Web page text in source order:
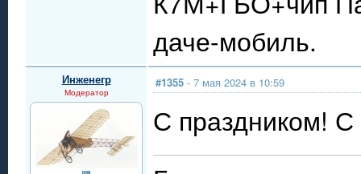
даче-мобиль.
Инженегр
Модератор
#1355 - 7 мая 2024 в 10:59
С праздником!